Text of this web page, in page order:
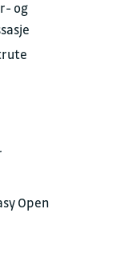
og
Open